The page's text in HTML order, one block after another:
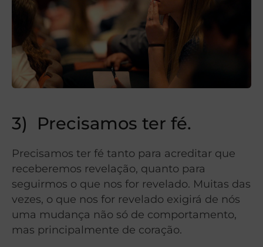
3) Precisamos ter fé.
Precisamos ter fé tanto para acreditar que
receberemos revelação, quanto para
seguirmos o que nos for revelado. Muitas das
vezes, o que nos for revelado exigirá de nós
uma mudança não só de comportamento,
mas principalmente de coração.